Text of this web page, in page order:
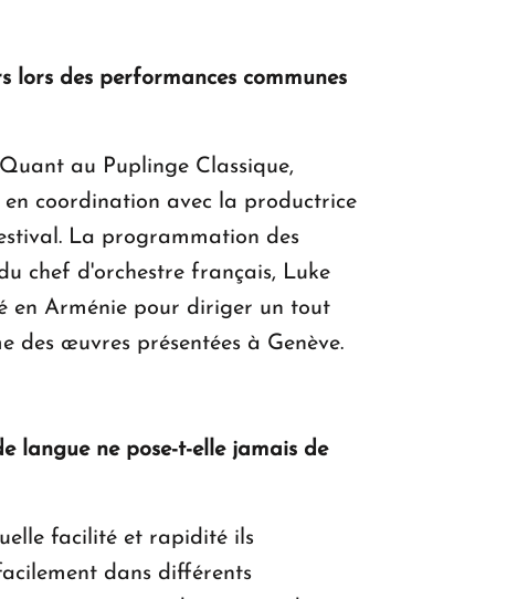
lors des performances communes
au Puplinge Classique,
en coordination avec la productrice
La programmation des
chef d'orchestre français, Luke
en Arménie pour diriger un tout
œuvres présentées à Genève.
langue ne pose-t-elle jamais de
facilité et rapidité ils
dans différents